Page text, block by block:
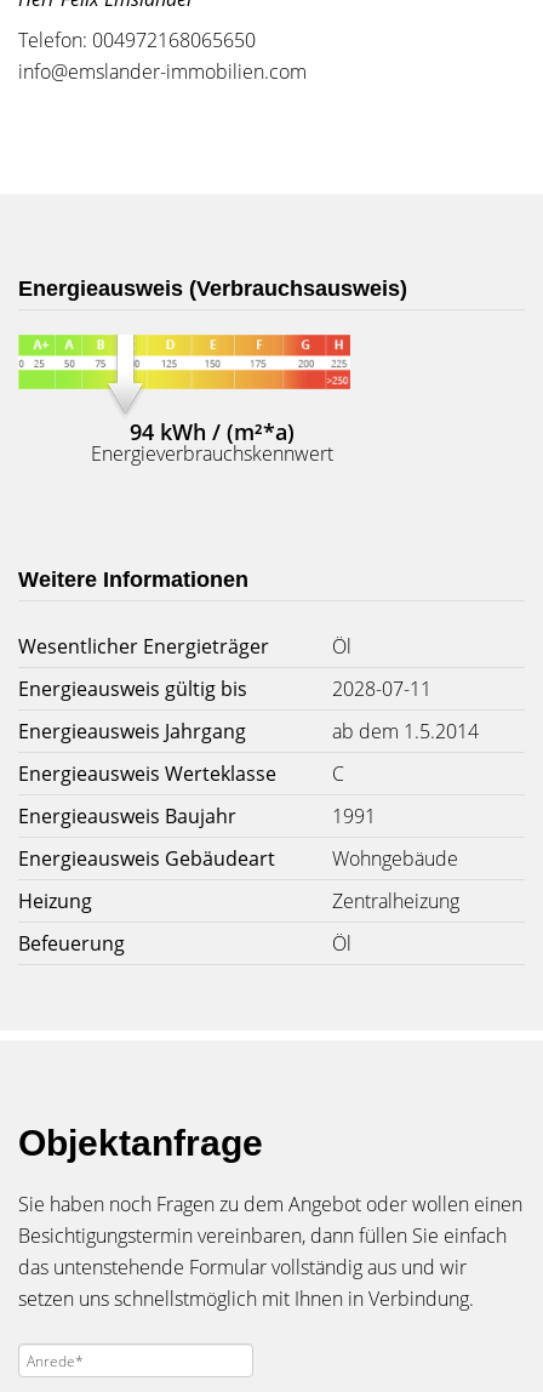
Telefon: 004972168065650
info@emslander-immobilien.com
Energieausweis (Verbrauchsausweis)
94 kWh / (m²*a)
Energieverbrauchskennwert
Weitere Informationen
Wesentlicher Energieträger
Öl
Energieausweis gültig bis
2028-07-11
Energieausweis Jahrgang
ab dem 1.5.2014
Energieausweis Werteklasse
C
Energieausweis Baujahr
1991
Energieausweis Gebäudeart
Wohngebäude
Heizung
Zentralheizung
Befeuerung
Öl
Objektanfrage
Sie haben noch Fragen zu dem Angebot oder wollen einen
Besichtigungstermin vereinbaren, dann füllen Sie einfach
das untenstehende Formular vollständig aus und wir
setzen uns schnellstmöglich mit Ihnen in Verbindung.